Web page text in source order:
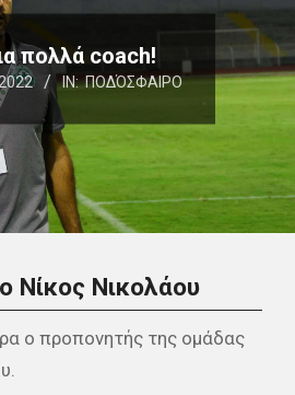
πολλά coach!
IN: ΠΟΔΌΣΦΑΙΡΟ
Νίκος Νικολάου
ο προπονητής της ομάδας